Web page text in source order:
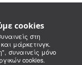
cookies
στη
μάρκετινγκ.
συναινείς μόνο
cookies.